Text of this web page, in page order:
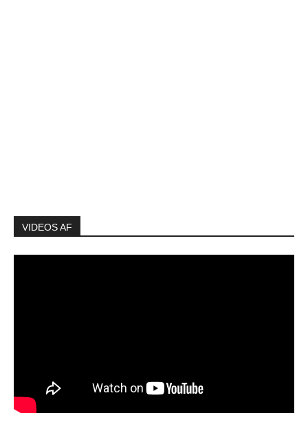
VIDEOS AF